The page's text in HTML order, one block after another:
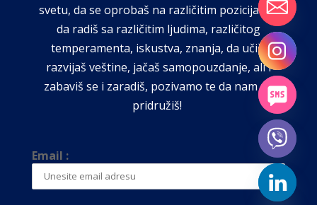
svetu, da se oprobaš na različitim pozicijama,
da radiš sa različitim ljudima, različitog
temperamenta, iskustva, znanja, da učiš,
razvijaš veštine, jačaš samopouzdanje, ali i
zabaviš se i zaradiš, pozivamo te da nam se
pridružiš!
Email :
Hide
chaty